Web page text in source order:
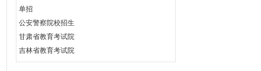
单招
公安警察院校招生
甘肃省教育考试院
吉林省教育考试院